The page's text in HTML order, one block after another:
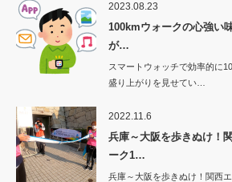
2023.08.23
100kmウォークの心強い
が…
スマートウォッチで効率的に
盛り上がりを見せてい…
2022.11.6
兵庫～大阪を歩きぬけ！
ーク1…
兵庫～大阪を歩きぬけ！関西